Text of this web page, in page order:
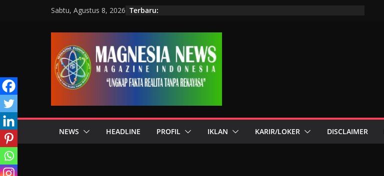
Sabtu, Agustus 8, 2026 Terbaru:
NEWS HEADLINE PROFIL IKLAN KARIR/LOKER DISCLAIMER